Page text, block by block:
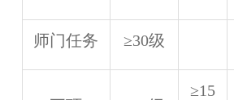
师门任务 ≥30级
≥15